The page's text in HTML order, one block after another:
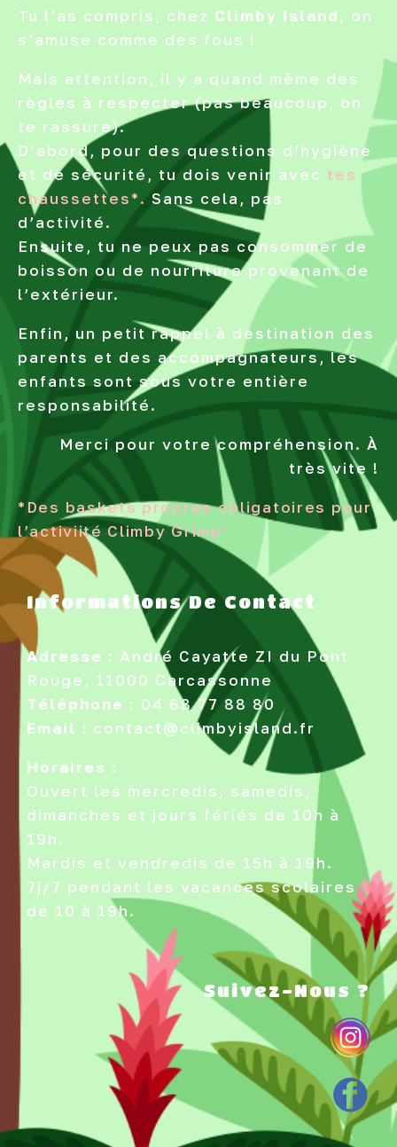
Tu l’as compris, chez Climby Island , on
s’amuse comme des fous !
Mais attention, il y a quand même des
règles à respecter (pas beaucoup, on
te rassure).
D’abord, pour des questions d’hygiène
et de sécurité, tu dois venir avec tes
chaussettes*. Sans cela, pas
d’activité.
Ensuite, tu ne peux pas consommer de
boisson ou de nourriture provenant de
l’extérieur.
Enfin, un petit rappel à destination des
parents et des accompagnateurs, les
enfants sont sous votre entière
responsabilité.
Merci pour votre compréhension. À
très vite !
*Des baskets propres obligatoires pour
l’activiité Climby Grimp’
Informations De Contact
Adresse : André Cayatte ZI du Pont
Rouge, 11000 Carcassonne
Téléphone : 04 68 77 88 80
Email : contact@climbyisland.fr
Horaires :
Ouvert les mercredis, samedis,
dimanches et jours fériés de 10h à
19h.
Mardis et vendredis de 15h à 19h.
7j/7 pendant les vacances scolaires
de 10 à 19h.
Suivez-Nous ?